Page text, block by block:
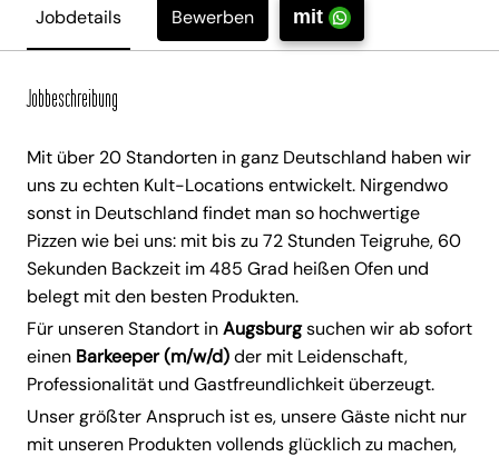
Jobdetails Bewerben mit
Jobbeschreibung
Mit über 20 Standorten in ganz Deutschland haben wir
uns zu echten Kult-Locations entwickelt. Nirgendwo
sonst in Deutschland findet man so hochwertige
Pizzen wie bei uns: mit bis zu 72 Stunden Teigruhe, 60
Sekunden Backzeit im 485 Grad heißen Ofen und
belegt mit den besten Produkten.
Für unseren Standort inAugsburgsuchen wir ab sofort
einen Barkeeper (m/w/d)der mit Leidenschaft,
Professionalität und Gastfreundlichkeit überzeugt.
Unser größter Anspruch ist es, unsere Gäste nicht nur
mit unseren Produkten vollends glücklich zu machen,